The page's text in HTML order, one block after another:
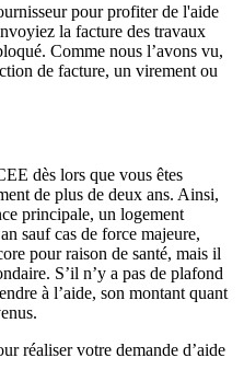
pour profiter de l'aide
la facture des travaux
Comme nous l’avons vu,
de facture, un virement ou
dès lors que vous êtes
de plus de deux ans. Ainsi,
principale, un logement
sauf cas de force majeure,
pour raison de santé, mais il
S’il n’y a pas de plafond
à l’aide, son montant quant
réaliser votre demande d’aide